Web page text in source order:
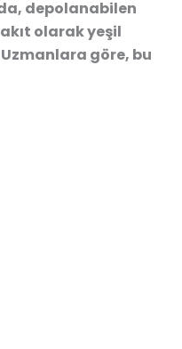
depolanabilen
olarak yeşil
göre, bu